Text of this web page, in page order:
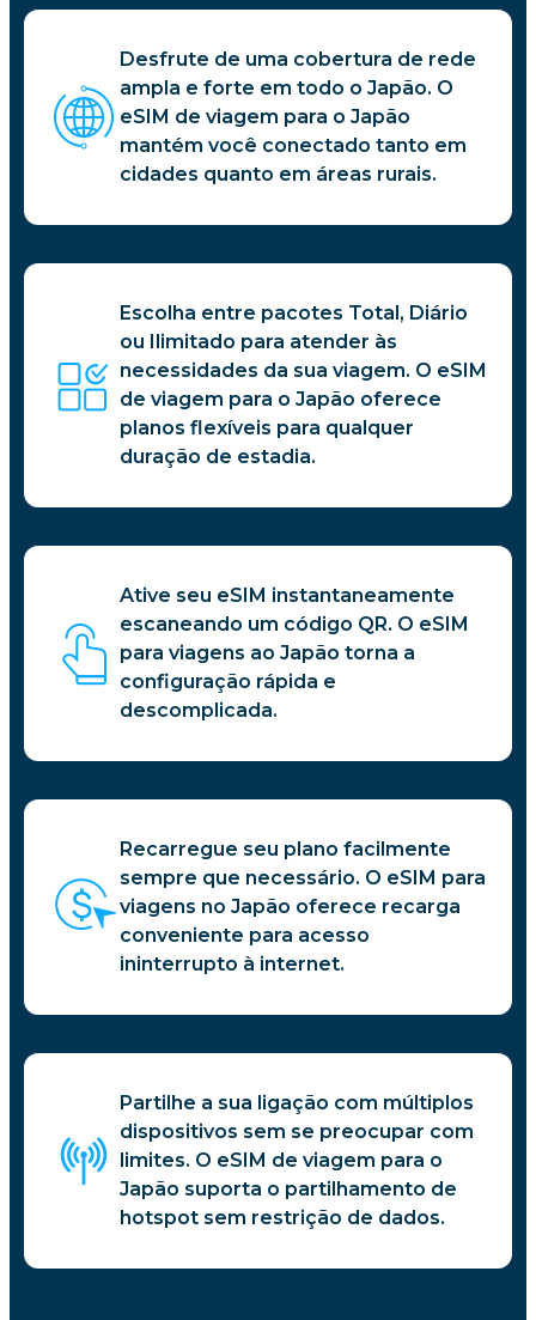
Desfrute de uma cobertura de rede
ampla e forte em todo o Japão. O
eSIM de viagem para o Japão
mantém você conectado tanto em
cidades quanto em áreas rurais.
Escolha entre pacotes Total, Diário
ou Ilimitado para atender às
necessidades da sua viagem. O eSIM
de viagem para o Japão oferece
planos flexíveis para qualquer
duração de estadia.
Ative seu eSIM instantaneamente
escaneando um código QR. O eSIM
para viagens ao Japão torna a
configuração rápida e
descomplicada.
Recarregue seu plano facilmente
sempre que necessário. O eSIM para
viagens no Japão oferece recarga
conveniente para acesso
ininterrupto à internet.
Partilhe a sua ligação com múltiplos
dispositivos sem se preocupar com
limites. O eSIM de viagem para o
Japão suporta o partilhamento de
hotspot sem restrição de dados.